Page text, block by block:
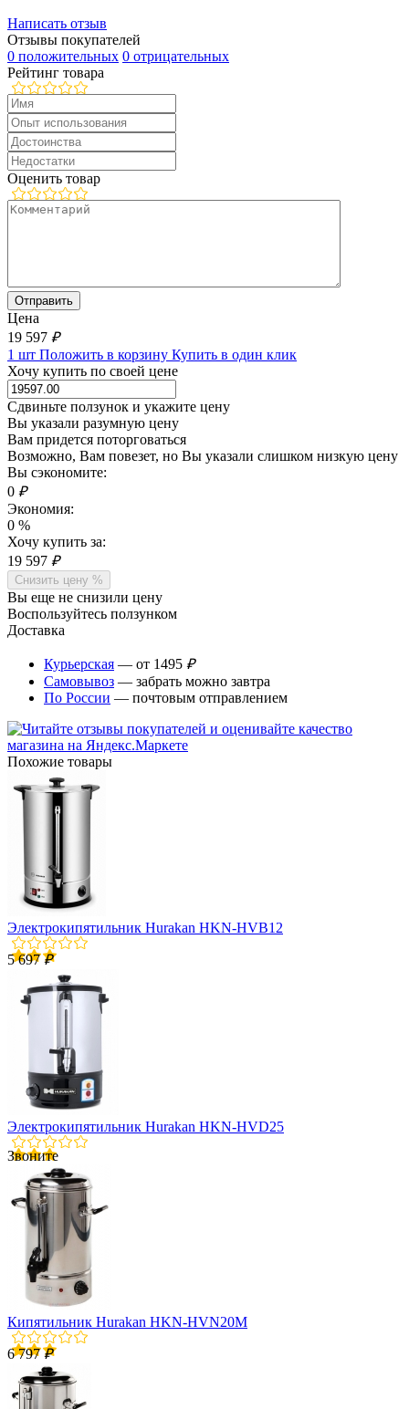
Написать отзыв
Отзывы покупателей
0 положительных 0 отрицательных
Рейтинг товара
Оценить товар
Цена
19 597 ₽
1 шт Положить в корзину Купить в один клик
Хочу купить по своей цене
Сдвиньте ползунок и укажите цену
Вы указали разумную цену
Вам придется поторговаться
Возможно, Вам повезет, но Вы указали слишком низкую цену
Вы сэкономите:
0 ₽
Экономия:
0 %
Хочу купить за:
19 597 ₽
Снизить цену %
Вы еще не снизили цену
Воспользуйтесь ползунком
Доставка
Курьерская — от 1495 ₽
Самовывоз — забрать можно завтра
По России — почтовым отправлением
Похожие товары
Электрокипятильник Hurakan HKN-HVB12
5 697₽
Электрокипятильник Hurakan HKN-HVD25
Звоните
Кипятильник Hurakan HKN-HVN20M
6 797₽